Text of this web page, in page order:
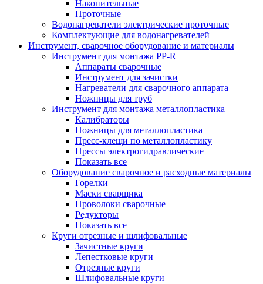
Накопительные
Проточные
Водонагреватели электрические проточные
Комплектующие для водонагревателей
Инструмент, сварочное оборудование и материалы
Инструмент для монтажа PP-R
Аппараты сварочные
Инструмент для зачистки
Нагреватели для сварочного аппарата
Ножницы для труб
Инструмент для монтажа металлопластика
Калибраторы
Ножницы для металлопластика
Пресс-клещи по металлопластику
Прессы электрогидравлические
Показать все
Оборудование сварочное и расходные материалы
Горелки
Маски сварщика
Проволоки сварочные
Редукторы
Показать все
Круги отрезные и шлифовальные
Зачистные круги
Лепестковые круги
Отрезные круги
Шлифовальные круги